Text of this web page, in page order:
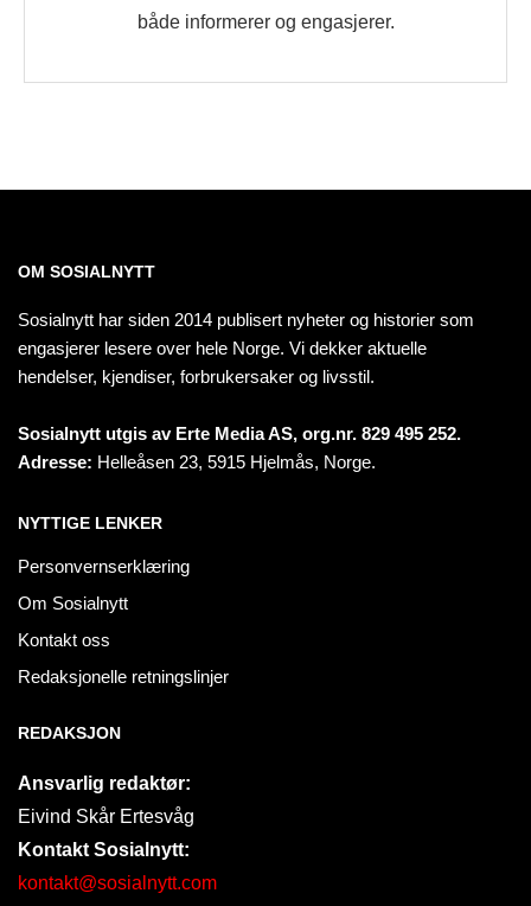
både informerer og engasjerer.
OM SOSIALNYTT
Sosialnytt har siden 2014 publisert nyheter og historier som
engasjerer lesere over hele Norge. Vi dekker aktuelle
hendelser, kjendiser, forbrukersaker og livsstil.
Sosialnytt utgis av Erte Media AS, org.nr. 829 495 252.
Adresse: Helleåsen 23, 5915 Hjelmås, Norge.
NYTTIGE LENKER
Personvernserklæring
Om Sosialnytt
Kontakt oss
Redaksjonelle retningslinjer
REDAKSJON
Ansvarlig redaktør:
Eivind Skår Ertesvåg
Kontakt Sosialnytt:
kontakt@sosialnytt.com